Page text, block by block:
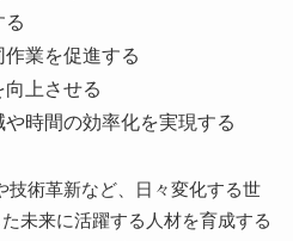
る
業を促進する
上させる
時間の効率化を実現する
技術革新など、日々変化する世
未来に活躍する人材を育成する